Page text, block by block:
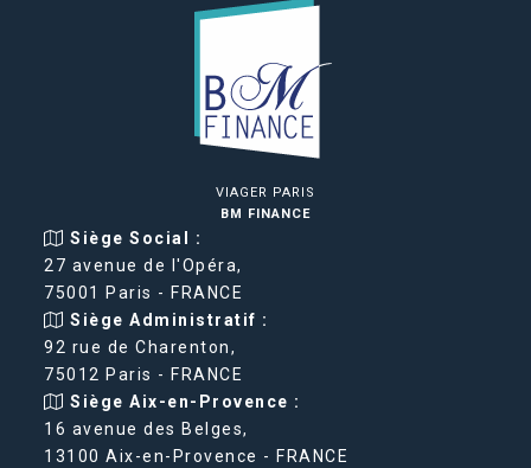
VIAGER PARIS
BM FINANCE
Siège Social :
27 avenue de l'Opéra,
75001 Paris - FRANCE
Siège Administratif :
92 rue de Charenton,
75012 Paris - FRANCE
Siège Aix-en-Provence :
16 avenue des Belges,
13100 Aix-en-Provence - FRANCE